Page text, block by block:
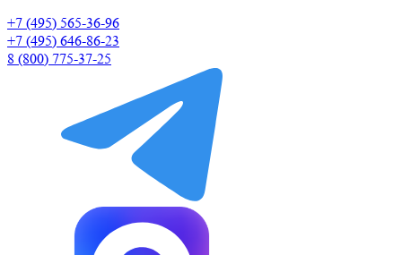
+7 (495) 565-36-96
+7 (495) 646-86-23
8 (800) 775-37-25